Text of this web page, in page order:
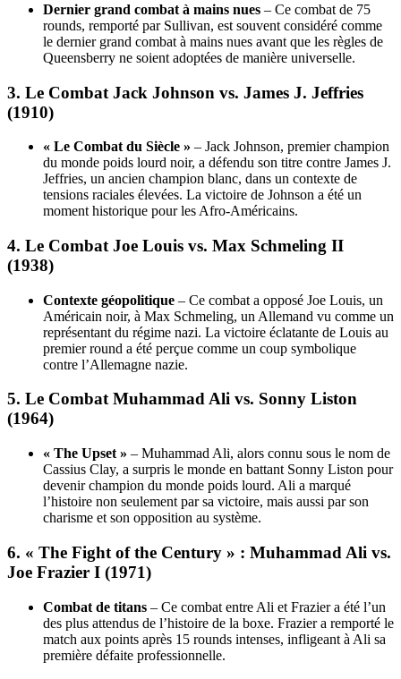
Dernier grand combat à mains nues – Ce combat de 75
rounds, remporté par Sullivan, est souvent considéré comme
le dernier grand combat à mains nues avant que les règles de
Queensberry ne soient adoptées de manière universelle.
3. Le Combat Jack Johnson vs. James J. Jeffries
(1910)
« Le Combat du Siècle » – Jack Johnson, premier champion
du monde poids lourd noir, a défendu son titre contre James J.
Jeffries, un ancien champion blanc, dans un contexte de
tensions raciales élevées. La victoire de Johnson a été un
moment historique pour les Afro-Américains.
4. Le Combat Joe Louis vs. Max Schmeling II
(1938)
Contexte géopolitique – Ce combat a opposé Joe Louis, un
Américain noir, à Max Schmeling, un Allemand vu comme un
représentant du régime nazi. La victoire éclatante de Louis au
premier round a été perçue comme un coup symbolique
contre l’Allemagne nazie.
5. Le Combat Muhammad Ali vs. Sonny Liston
(1964)
« The Upset » – Muhammad Ali, alors connu sous le nom de
Cassius Clay, a surpris le monde en battant Sonny Liston pour
devenir champion du monde poids lourd. Ali a marqué
l’histoire non seulement par sa victoire, mais aussi par son
charisme et son opposition au système.
6. « The Fight of the Century » : Muhammad Ali vs.
Joe Frazier I (1971)
Combat de titans – Ce combat entre Ali et Frazier a été l’un
des plus attendus de l’histoire de la boxe. Frazier a remporté le
match aux points après 15 rounds intenses, infligeant à Ali sa
première défaite professionnelle.